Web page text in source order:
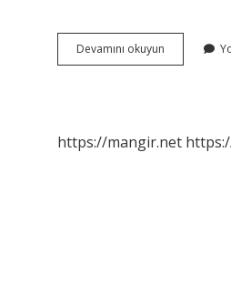
Devamını okuyun
Edenler
https://mangir.net